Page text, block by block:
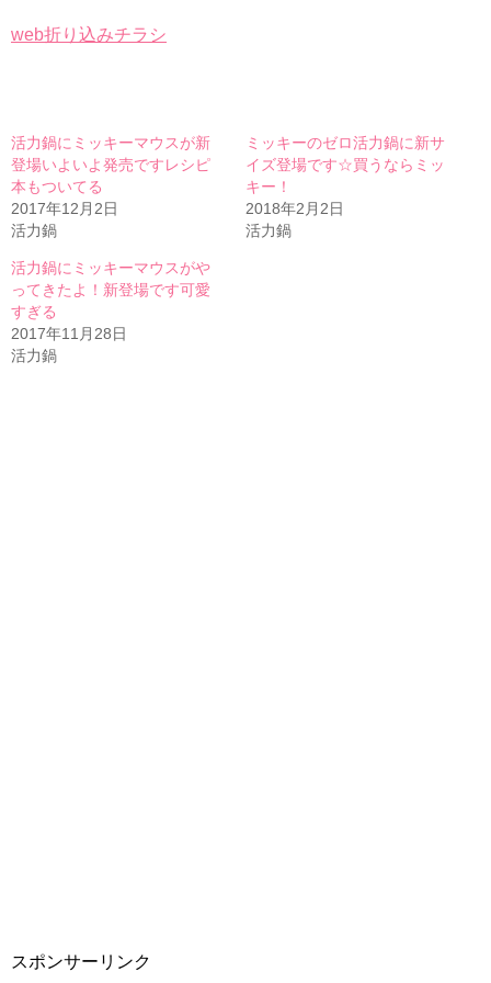
web折り込みチラシ
活力鍋にミッキーマウスが新
登場いよいよ発売ですレシピ
本もついてる
2017年12月2日
活力鍋
ミッキーのゼロ活力鍋に新サ
イズ登場です☆買うならミッ
キー！
2018年2月2日
活力鍋
活力鍋にミッキーマウスがや
ってきたよ！新登場です可愛
すぎる
2017年11月28日
活力鍋
スポンサーリンク